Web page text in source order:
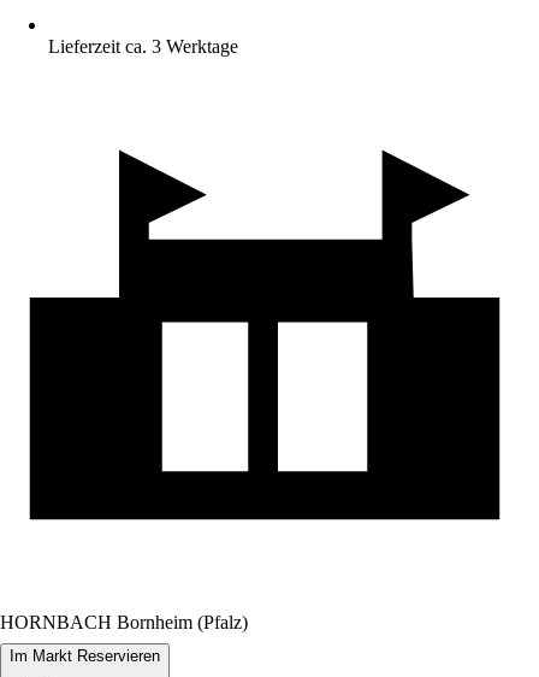
Lieferzeit ca. 3 Werktage
HORNBACH Bornheim (Pfalz)
Im Markt Reservieren